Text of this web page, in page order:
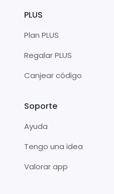
PLUS
Plan PLUS
Regalar PLUS
Canjear código
Soporte
Ayuda
Tengo una idea
Valorar app